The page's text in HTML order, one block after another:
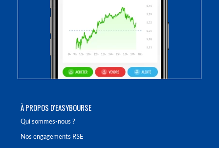
À PROPOS D'EASYBOURSE
Qui sommes-nous ?
Nos engagements RSE